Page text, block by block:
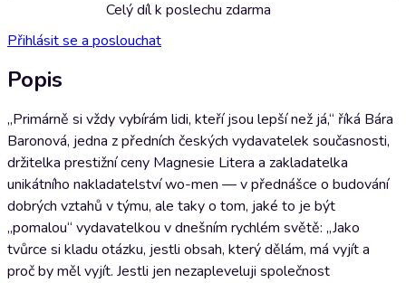
Celý díl k poslechu zdarma
Přihlásit se a poslouchat
Popis
„Primárně si vždy vybírám lidi, kteří jsou lepší než já,“ říká Bára
Baronová, jedna z předních českých vydavatelek současnosti,
držitelka prestižní ceny Magnesie Litera a zakladatelka
unikátního nakladatelství wo-men — v přednášce o budování
dobrých vztahů v týmu, ale taky o tom, jaké to je být
„pomalou“ vydavatelkou v dnešním rychlém světě: „Jako
tvůrce si kladu otázku, jestli obsah, který dělám, má vyjít a
proč by měl vyjít. Jestli jen nezapleveluji společnost